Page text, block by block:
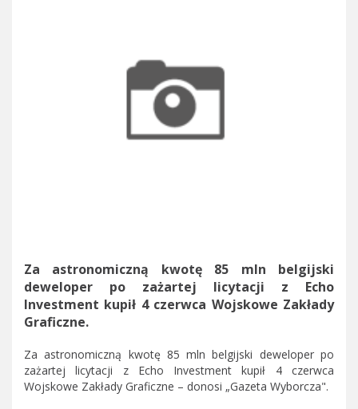
Za astronomiczną kwotę 85 mln belgijski
deweloper po zażartej licytacji z Echo
Investment kupił 4 czerwca Wojskowe Zakłady
Graficzne.
Za astronomiczną kwotę 85 mln belgijski deweloper po
zażartej licytacji z Echo Investment kupił 4 czerwca
Wojskowe Zakłady Graficzne – donosi „Gazeta Wyborcza".